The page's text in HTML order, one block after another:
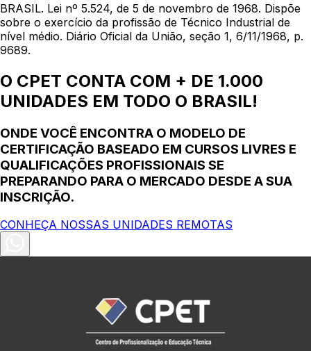
BRASIL. Lei nº 5.524, de 5 de novembro de 1968. Dispõe
sobre o exercício da profissão de Técnico Industrial de
nível médio. Diário Oficial da União, seção 1, 6/11/1968, p.
9689.
O CPET CONTA COM + DE 1.000
UNIDADES EM TODO O BRASIL!
ONDE VOCÊ ENCONTRA O MODELO DE
CERTIFICAÇÃO BASEADO EM CURSOS LIVRES E
QUALIFICAÇÕES PROFISSIONAIS SE
PREPARANDO PARA O MERCADO DESDE A SUA
INSCRIÇÃO.
CONHEÇA NOSSAS UNIDADES REMOTAS